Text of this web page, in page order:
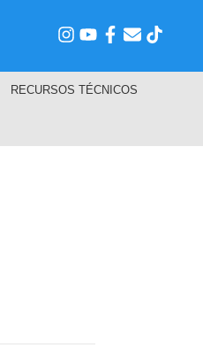
RECURSOS TÉCNICOS